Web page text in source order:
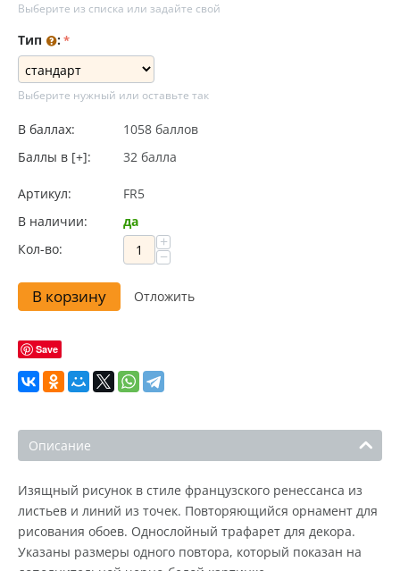
Выберите из списка или задайте свой
Тип :
Выберите нужный или оставьте так
В баллах:
1058 баллов
Баллы в [+]:
32 балла
Артикул:
FR5
В наличии:
да
Кол-во:
+
−
В корзину Отложить
Save
Описание
Изящный рисунок в стиле французского ренессанса из
листьев и линий из точек. Повторяющийся орнамент для
рисования обоев. Однослойный трафарет для декора.
Указаны размеры одного повтора, который показан на